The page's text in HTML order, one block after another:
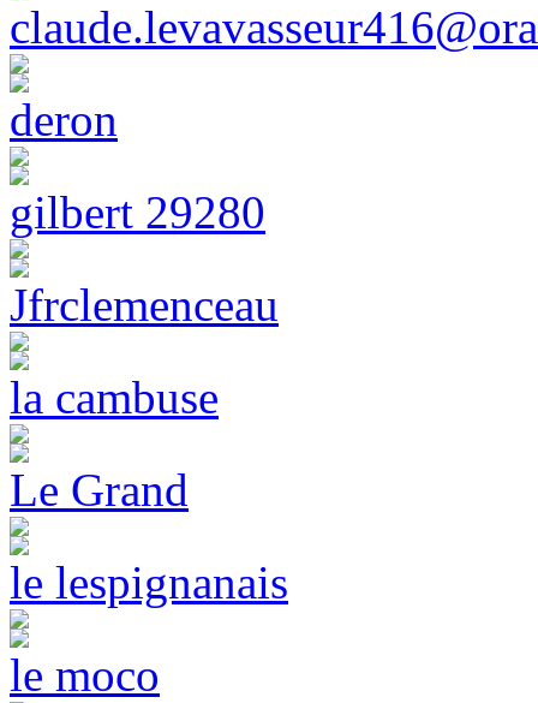
deron
gilbert 29280
Jfrclemenceau
la cambuse
Le Grand
le lespignanais
le moco